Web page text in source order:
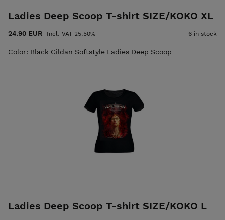
Ladies Deep Scoop T-shirt SIZE/KOKO XL
24.90 EUR Incl. VAT 25.50% 6 in stock
Color: Black Gildan Softstyle Ladies Deep Scoop
Ladies Deep Scoop T-shirt SIZE/KOKO L